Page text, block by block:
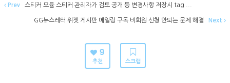
Prev 스티커 모듈 스티커 관리자가 검토 공개 등 변경사항 저장시 tag ...
GG뉴스레터 위젯 게시판 메일링 구독 비회원 신청 안되는 문제 해결 Next
9
추천 스크랩